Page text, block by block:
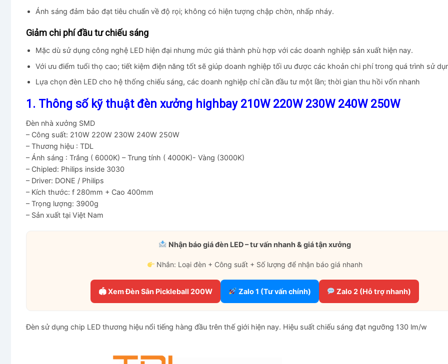
Ánh sáng đảm bảo đạt tiêu chuẩn về độ rọi; không có hiện tượng chập chờn, nhấp nháy.
Giảm chi phí đầu tư chiếu sáng
Mặc dù sử dụng công nghệ LED hiện đại nhưng mức giá thành phù hợp với các doanh nghiệp sản xuất hiện nay.
Với ưu điểm tuổi thọ cao; tiết kiệm điện năng tốt sẽ giúp doanh nghiệp tối ưu được các khoản chi phí trong quá trình sử
Lựa chọn đèn LED cho hệ thống chiếu sáng, các doanh nghiệp chỉ cần đầu tư một lần; thời gian thu hồi vốn nhanh
1. Thông số kỹ thuật đèn xưởng highbay 210W 220W 230W 240W 250W
Đèn nhà xưởng SMD
– Công suất: 210W 220W 230W 240W 250W
– Thương hiệu : TDL
– Ánh sáng : Trắng ( 6000K) – Trung tính ( 4000K)- Vàng (3000K)
– Chipled: Philips inside 3030
– Driver: DONE / Philips
– Kích thước: f 280mm + Cao 400mm
– Trọng lượng: 3900g
– Sản xuất tại Việt Nam
Nhận báo giá đèn LED – tư vấn nhanh & giá tận xưởng
Nhắn: Loại đèn + Công suất + Số lượng để nhận báo giá nhanh
🏟 Xem Đèn Sân Pickleball 200W Zalo 1 (Tư vấn chính) Zalo 2 (Hỗ trợ nhanh)
Đèn sử dụng chip LED thương hiệu nổi tiếng hàng đầu trên thế giới hiện nay. Hiệu suất chiếu sáng đạt ngưỡng 130 lm/w